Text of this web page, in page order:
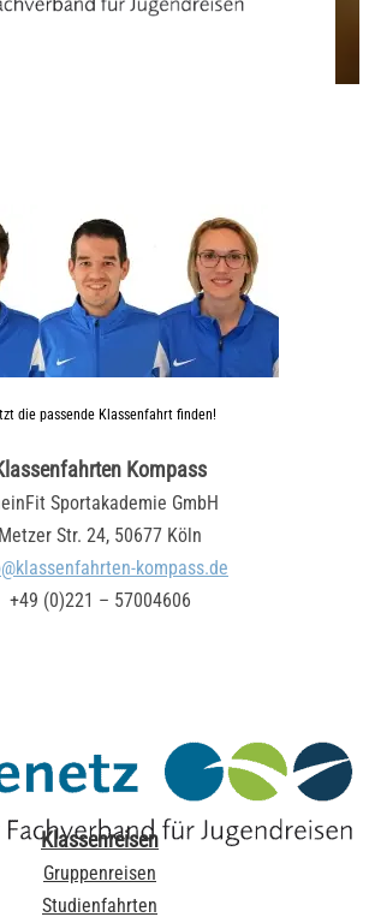
die passende Klassenfahrt finden!
Kompass
Sportakademie GmbH
Metzer Str. 24, 50677 Köln
kompass.de
+49 (0)221 – 57004606
Klassenreisen
Gruppenreisen
Studienfahrten